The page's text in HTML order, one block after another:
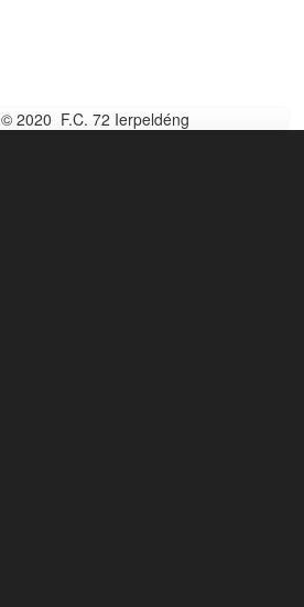
© 2020 F.C. 72 Ierpeldéng